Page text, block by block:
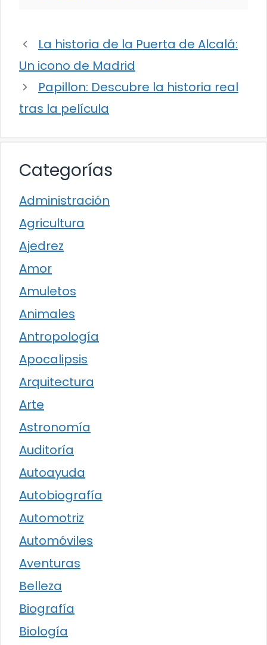
La historia de la Puerta de Alcalá:
Un icono de Madrid
Papillon: Descubre la historia real
tras la película
Categorías
Administración
Agricultura
Ajedrez
Amor
Amuletos
Animales
Antropología
Apocalipsis
Arquitectura
Arte
Astronomía
Auditoría
Autoayuda
Autobiografía
Automotriz
Automóviles
Aventuras
Belleza
Biografía
Biología